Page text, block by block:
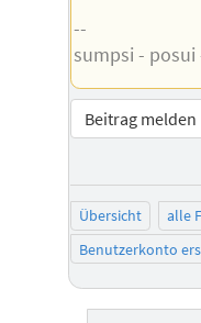
--
sumpsi - posui
Beitrag melden
Übersicht alle
Benutzerkonto